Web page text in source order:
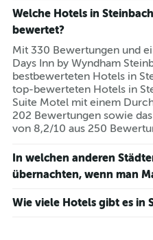
Welche Hotels in
bewertet?
Mit 330 Bewertungen und
Days Inn by Wyndham
bestbewerteten Hotels in
top-bewerteten Hotels in
Suite Motel mit einem
202 Bewertungen sowie
von 8,2/10 aus 250
In welchen anderen
übernachten, wenn man
Wie viele Hotels gibt es in